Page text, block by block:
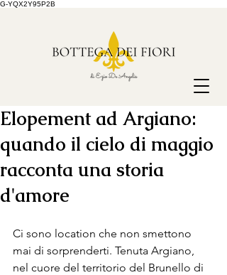
G-YQX2Y95P2B
Elopement ad Argiano:
quando il cielo di maggio
racconta una storia
d'amore
Ci sono location che non smettono
mai di sorprenderti. Tenuta Argiano,
nel cuore del territorio del Brunello di